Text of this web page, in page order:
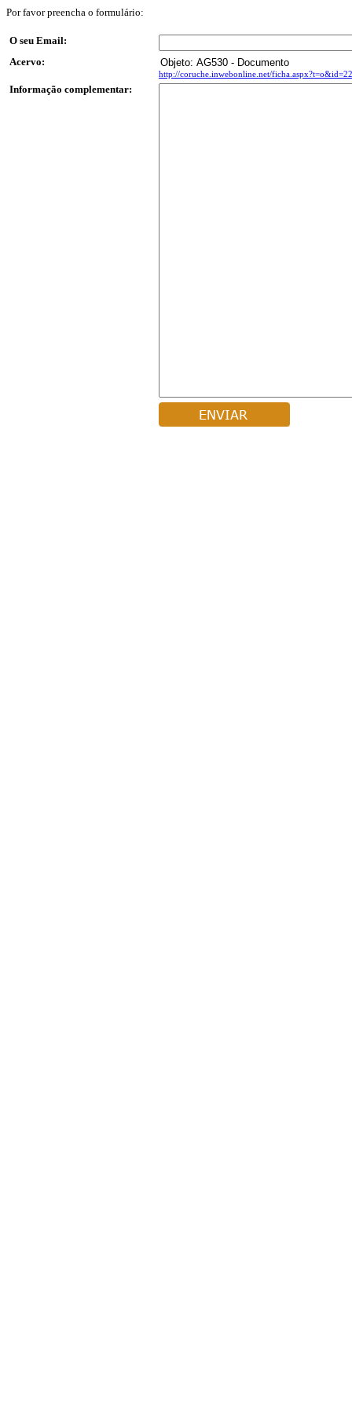
Por favor preencha o formulário:
O seu Email:
Acervo:
http://coruche.inwebonline.net/
Informação complementar: